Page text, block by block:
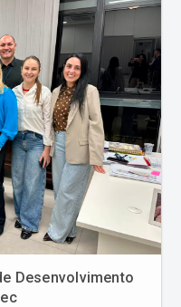
Desenvolvimento